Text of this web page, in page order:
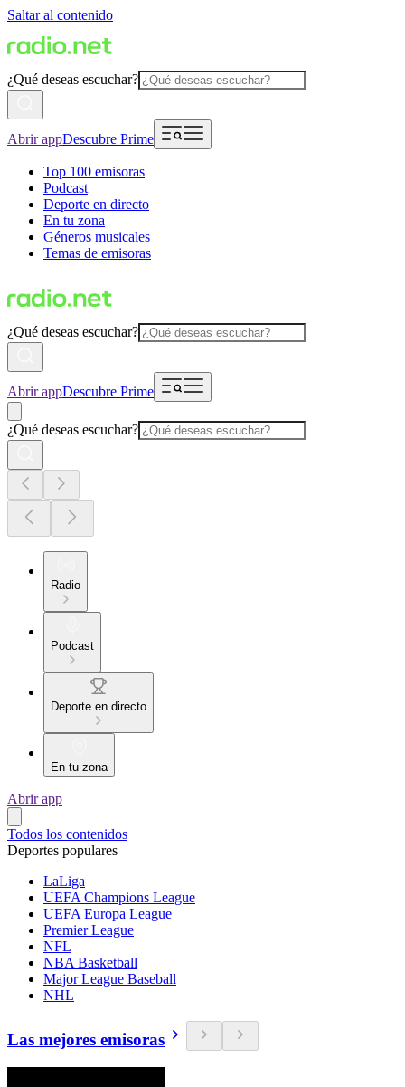
Saltar al contenido
¿Qué deseas escuchar?
Abrir appDescubre Prime
Top 100 emisoras
Podcast
Deporte en directo
En tu zona
Géneros musicales
Temas de emisoras
¿Qué deseas escuchar?
Abrir appDescubre Prime
¿Qué deseas escuchar?
Radio
Podcast
Deporte en directo
En tu zona
Abrir app
Todos los contenidos
Deportes populares
LaLiga
UEFA Champions League
UEFA Europa League
Premier League
NFL
NBA Basketball
Major League Baseball
NHL
Las mejores emisoras